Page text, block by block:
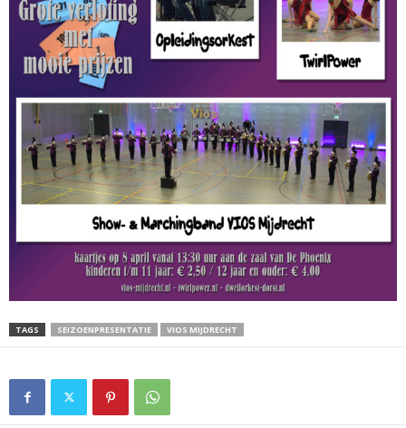
TAGS SEIZOENPRESENTATIE VIOS MIJDRECHT